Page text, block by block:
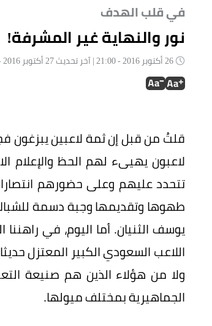
في قلب الهدف
نور والنهاية غير المشرفة!
قلتُ من قبل إن ثمة لاعبين يبزغون
لاعبون يهيىء لهم الحظ والإعلام
تتحدد عليهم وعلى حضورهم
طهوها وتقديمها وجبة دسمة
يوسف الثنيان. أما اليوم، في
اللاعب السعودي الكبير المعتزل
ولا من هؤلاء الذين هم صنيعة
الجماهيرية بمختلف ميولها.